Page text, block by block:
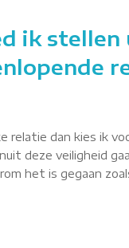
ik
dan kies ik
deze veiligheid
het is gegaan